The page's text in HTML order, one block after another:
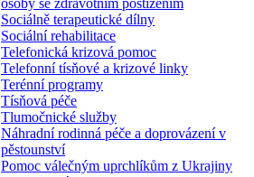
osoby se zdravotním postižením
Sociálně terapeutické dílny
Sociální rehabilitace
Telefonická krizová pomoc
Telefonní tísňové a krizové linky
Terénní programy
Tísňová péče
Tlumočnické služby
Náhradní rodinná péče a doprovázení v
pěstounství
Pomoc válečným uprchlíkům z Ukrajiny